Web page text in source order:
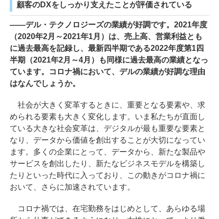
顧客のDXをしっかり支えたことが評価されている
――デル・テクノロジーズの業績が好調です。2021年度
（2020年2月～2021年1月）は、売上高、営業利益とも
に過去最高を記録し、最新四半期である2022年度第1四
半期（2021年2月～4月）も同様に過去最高の業績となっ
ています。コロナ禍において、デルの業績が好調な理由
はなんでしょうか。
社会が大きく変革するときに、重要となる要素や、求
められる要素も大きく変化します。いま私たちが直面し
ている大きな社会変革は、デジタルが最も重要な要素と
なり、データから価値を創出することが大切になってい
ます。多くの企業にとって、データから、新たな製品や
サービスを創出したり、新たなビジネスモデルを構築し
たりといった時代に入っており、この動きがコロナ禍に
おいて、さらに加速されています。
コロナ禍では、在宅勤務をはじめとして、あらゆる場